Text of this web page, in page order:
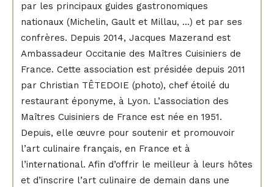
par les principaux guides gastronomiques
nationaux (Michelin, Gault et Millau, …) et par ses
confrères. Depuis 2014, Jacques Mazerand est
Ambassadeur Occitanie des Maîtres Cuisiniers de
France. Cette association est présidée depuis 2011
par Christian TÊTEDOIE (photo), chef étoilé du
restaurant éponyme, à Lyon. L’association des
Maîtres Cuisiniers de France est née en 1951.
Depuis, elle œuvre pour soutenir et promouvoir
l’art culinaire français, en France et à
l’international. Afin d’offrir le meilleur à leurs hôtes
et d’inscrire l’art culinaire de demain dans une